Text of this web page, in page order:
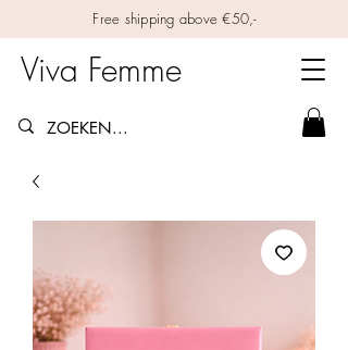
Free shipping above €50,-
Viva Femme